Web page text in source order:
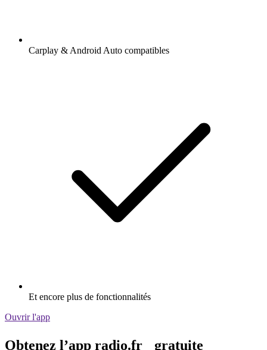
Carplay & Android Auto compatibles
Et encore plus de fonctionnalités
Ouvrir l'app
Obtenez l’app radio.fr gratuite